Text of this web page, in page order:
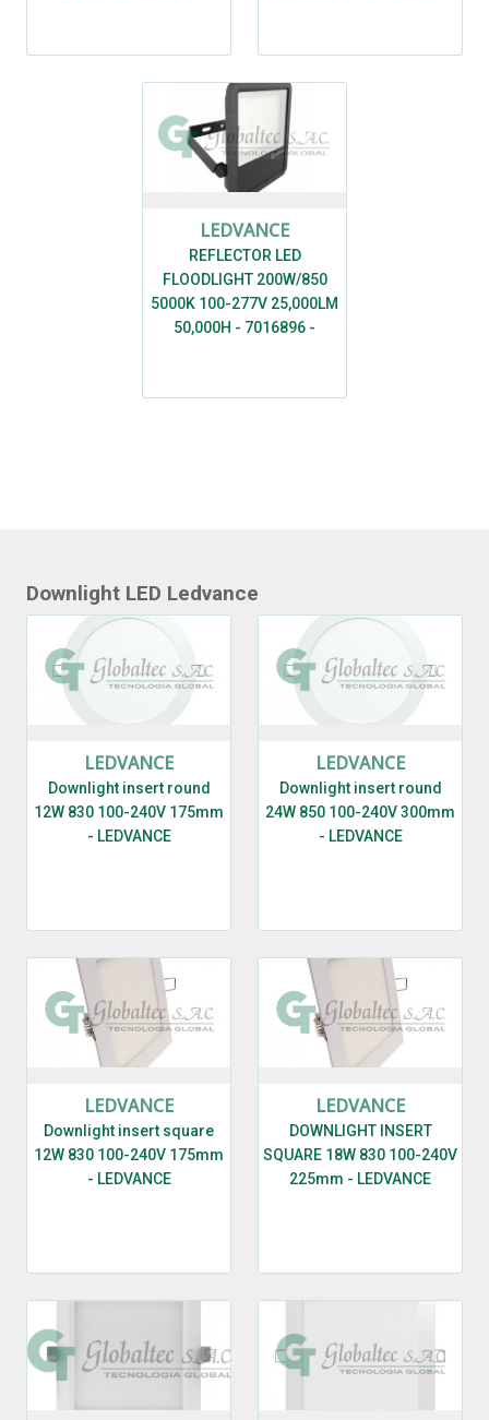
LEDVANCE
REFLECTOR LED
FLOODLIGHT 200W/850
5000K 100-277V 25,000LM
50,000H - 7016896 -
Downlight LED Ledvance
LEDVANCE
Downlight insert round
12W 830 100-240V 175mm
- LEDVANCE
LEDVANCE
Downlight insert round
24W 850 100-240V 300mm
- LEDVANCE
LEDVANCE
Downlight insert square
12W 830 100-240V 175mm
- LEDVANCE
LEDVANCE
DOWNLIGHT INSERT
SQUARE 18W 830 100-240V
225mm - LEDVANCE